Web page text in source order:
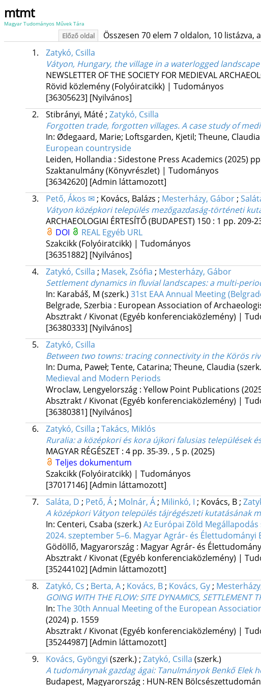
mtmt
Magyar Tudományos Művek Tára
Előző oldal Összesen 70 elem 7 oldalon, 10 listázva,
1.
Zatykó, Csilla
Vátyon, Hungary, the village in a waterlogged landscape
NEWSLETTER OF THE SOCIETY FOR MEDIEVAL
Rövid közlemény (Folyóiratcikk) | Tudományos
[36305623] [Nyilvános]
2.
Stibrányi, Máté; Zatykó, Csilla
Forgotten trade, forgotten villages. A case study of
In: Ødegaard, Marie; Loftsgarden, Kjetil; Theune, Claudia
European countryside
Leiden, Hollandia : Sidestone Press Academics (2025)
Szaktanulmány (Könyvrészlet) | Tudományos
[36342620] [Admin láttamozott]
3.
Pető, Ákos ✉; Kovács, Balázs ; Mesterházy, Gábor;
Vátyon középkori település mezőgazdaság-történeti
ARCHAEOLOGIAI ÉRTESÍTŐ (BUDAPEST) 150: 1 pp. 209-
DOI
REAL Egyéb URL
Szakcikk (Folyóiratcikk) | Tudományos
[36351882] [Nyilvános]
4.
Zatykó, Csilla ; Masek, Zsófia ; Mesterházy, Gábor
Settlement dynamics in fluvial landscapes: a multi-
In: Karabáš, M (szerk.) 31st EAA Annual Meeting
Belgrade, Szerbia : European Association of
Absztrakt / Kivonat (Egyéb konferenciaközlemény) |
[36380333] [Nyilvános]
5.
Zatykó, Csilla
Between two towns: tracing connectivity in the Körös
In: Duma, Paweł; Tente, Catarina; Theune, Claudia
Medieval and Modern Periods
Wroclaw, Lengyelország : Yellow Point Publications
Absztrakt / Kivonat (Egyéb konferenciaközlemény) |
[36380381] [Nyilvános]
6.
Zatykó, Csilla ; Takács, Miklós
Ruralia: a középkori és kora újkori falusias települések
MAGYAR RÉGÉSZET : 4 pp. 35-39. , 5 p. (2025)
Teljes dokumentum
Szakcikk (Folyóiratcikk) | Tudományos
[37017146] [Admin láttamozott]
7.
Saláta, D ; Pető, Á; Molnár, Á; Milinkó, I ; Kovács, B;
A középkori Vátyon település tájrégészeti kutatásának
In: Centeri, Csaba (szerk.) Az Európai Zöld
2024. szeptember 5–6. Magyar Agrár- és
Gödöllő, Magyarország : Magyar Agrár- és
Absztrakt / Kivonat (Egyéb konferenciaközlemény) |
[35244102] [Admin láttamozott]
8.
Zatykó, Cs ; Berta, A; Kovács, B; Kovács, Gy;
GOING WITH THE FLOW: SITE DYNAMICS, SETTLEMENT
In: The 30th Annual Meeting of the European
(2024) p. 1559
Absztrakt / Kivonat (Egyéb konferenciaközlemény) |
[35244987] [Admin láttamozott]
9.
Kovács, Gyöngyi (szerk.) ; Zatykó, Csilla (szerk.)
A tudománynak gazdag ágai: Tanulmányok Benkő Elek
Budapest, Magyarország : HUN-REN